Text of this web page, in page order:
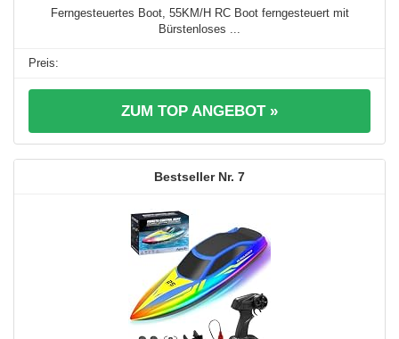
Ferngesteuertes Boot, 55KM/H RC Boot ferngesteuert mit
Bürstenloses ...
ZUM TOP ANGEBOT »
7